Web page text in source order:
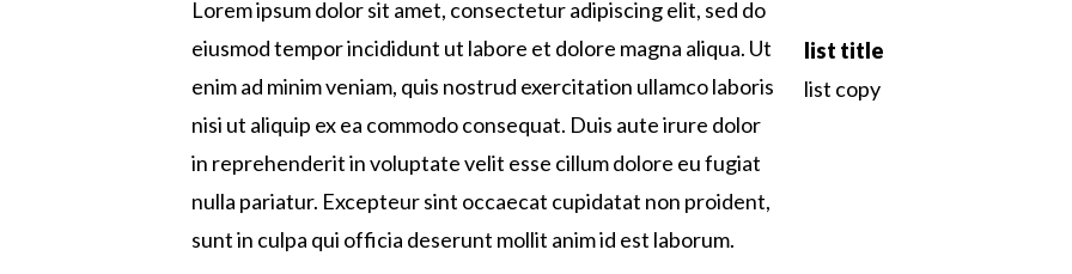
Lorem ipsum dolor sit amet, consectetur adipiscing elit, sed do
eiusmod tempor incididunt ut labore et dolore magna aliqua. Ut
enim ad minim veniam, quis nostrud exercitation ullamco laboris
nisi ut aliquip ex ea commodo consequat. Duis aute irure dolor
in reprehenderit in voluptate velit esse cillum dolore eu fugiat
nulla pariatur. Excepteur sint occaecat cupidatat non proident,
sunt in culpa qui officia deserunt mollit anim id est laborum.
list title
list copy